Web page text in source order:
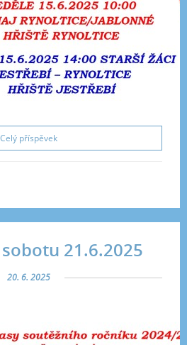
Celý příspěvek
21.6.2025
20. 6. 2025